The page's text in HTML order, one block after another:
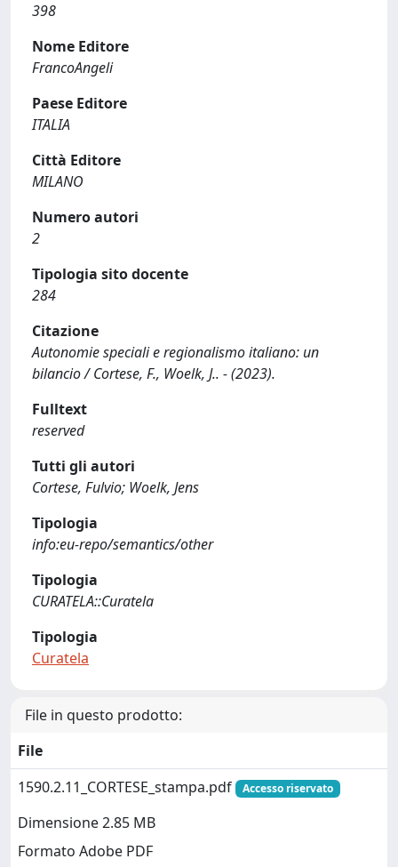
398
Nome Editore
FrancoAngeli
Paese Editore
ITALIA
Città Editore
MILANO
Numero autori
2
Tipologia sito docente
284
Citazione
Autonomie speciali e regionalismo italiano: un
bilancio / Cortese, F., Woelk, J.. - (2023).
Fulltext
reserved
Tutti gli autori
Cortese, Fulvio; Woelk, Jens
Tipologia
info:eu-repo/semantics/other
Tipologia
CURATELA::Curatela
Tipologia
Curatela
File in questo prodotto:
File
1590.2.11_CORTESE_stampa.pdf
Accesso riservato
Dimensione 2.85 MB
Formato Adobe PDF